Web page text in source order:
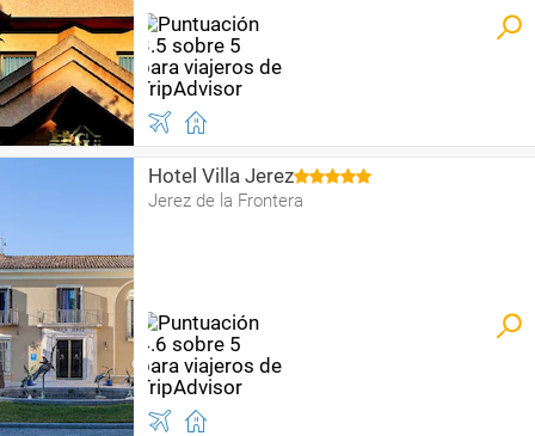
Hotel Villa Jerez
Jerez de la Frontera